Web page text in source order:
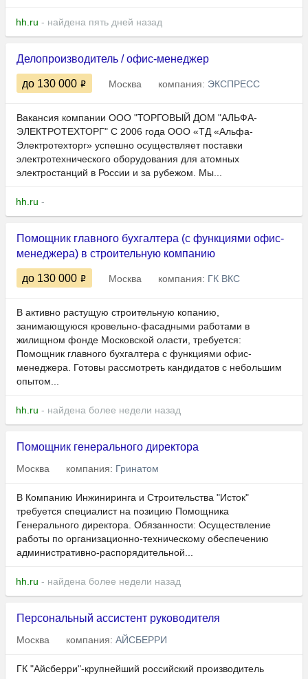
hh.ru - найдена пять дней назад
Делопроизводитель / офис-менеджер
до 130 000 Москва компания: ЭКСПРЕСС
Вакансия компании ООО "ТОРГОВЫЙ ДОМ "АЛЬФА-
ЭЛЕКТРОТЕХТОРГ" С 2006 года ООО «ТД «Альфа-
Электротехторг» успешно осуществляет поставки
электротехнического оборудования для атомных
электростанций в России и за рубежом. Мы...
hh.ru -
Помощник главного бухгалтера (с функциями офис-
менеджера) в строительную компанию
до 130 000 Москва компания: ГК ВКС
В активно растущую строительную копанию,
занимающуюся кровельно-фасадными работами в
жилищном фонде Московской оласти, требуется:
Помощник главного бухгалтера с функциями офис-
менеджера. Готовы рассмотреть кандидатов с небольшим
опытом...
hh.ru - найдена более недели назад
Помощник генерального директора
Москва компания: Гринатом
В Компанию Инжиниринга и Строительства "Исток"
требуется специалист на позицию Помощника
Генерального директора. Обязанности: Осуществление
работы по организационно-техническому обеспечению
административно-распорядительной...
hh.ru - найдена более недели назад
Персональный ассистент руководителя
Москва компания: АЙСБЕРРИ
ГК "Айсберри"-крупнейший российский производитель